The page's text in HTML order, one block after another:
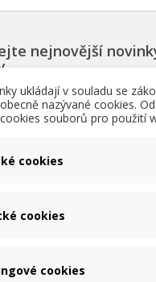
nejnovější
bazénové produkty
ukládají v souladu se
nazývané cookies.
souborů pro použití
cookies
cookies
cookies